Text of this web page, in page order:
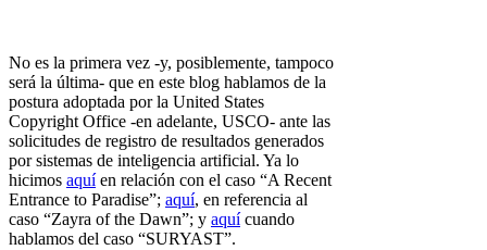
No es la primera vez -y, posiblemente, tampoco
será la última- que en este blog hablamos de la
postura adoptada por la United States
Copyright Office -en adelante, USCO- ante las
solicitudes de registro de resultados generados
por sistemas de inteligencia artificial. Ya lo
hicimos aquíen relación con el caso “A Recent
Entrance to Paradise”; aquí, en referencia al
caso “Zayra of the Dawn”; y aquícuando
hablamos del caso “SURYAST”.